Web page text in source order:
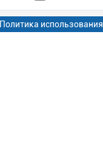
Абитуриенту
Политика использования